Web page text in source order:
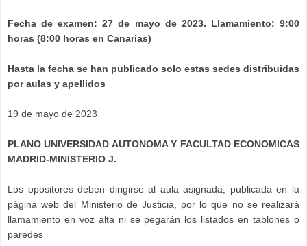
Fecha de examen: 27 de mayo de 2023. Llamamiento: 9:00
horas (8:00 horas en Canarias)
Hasta la fecha se han publicado solo estas sedes distribuidas
por aulas y apellidos
19 de mayo de 2023
PLANO UNIVERSIDAD AUTONOMA Y FACULTAD ECONOMICAS
MADRID-MINISTERIO J.
Los opositores deben dirigirse al aula asignada, publicada en la
página web del Ministerio de Justicia, por lo que no se realizará
llamamiento en voz alta ni se pegarán los listados en tablones o
paredes